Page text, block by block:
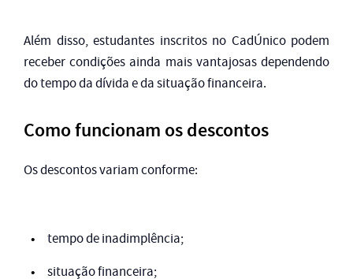
Além disso, estudantes inscritos no CadÚnico podem
receber condições ainda mais vantajosas dependendo
do tempo da dívida e da situação financeira.
Como funcionam os descontos
Os descontos variam conforme:
tempo de inadimplência;
situação financeira;